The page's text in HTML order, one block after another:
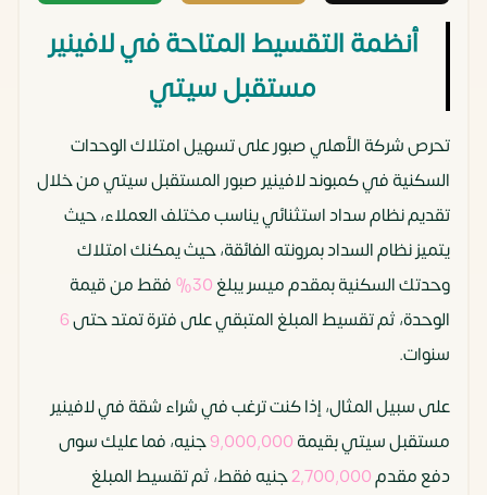
أنظمة التقسيط المتاحة في لافينير
مستقبل سيتي
تحرص شركة الأهلي صبور على تسهيل امتلاك الوحدات
السكنية في كمبوند لافينير صبور المستقبل سيتي من خلال
تقديم نظام سداد استثنائي يناسب مختلف العملاء، حيث
يتميز نظام السداد بمرونته الفائقة، حيث يمكنك امتلاك
وحدتك السكنية بمقدم ميسر يبلغ
فقط من قيمة
الوحدة، ثم تقسيط المبلغ المتبقي على فترة تمتد حتى6
سنوات.
على سبيل المثال، إذا كنت ترغب في شراء شقة في لافينير
مستقبل سيتي بقيمة
جنيه، فما عليك سوى
دفع مقدم2,700,000جنيه فقط، ثم تقسيط المبلغ